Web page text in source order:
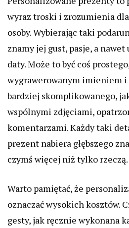
wyraz troski i zrozumienia
osoby. Wybierając taki
znamy jej gust, pasje, a
daty. Może to być coś
wygrawerowanym imieniem i
bardziej skomplikowanego,
wspólnymi zdjęciami,
komentarzami. Każdy taki
prezent nabiera głębszego
czymś więcej niż tylko rzeczą.
Warto pamiętać, że
oznaczać wysokich kosztów.
gesty, jak ręcznie wykonana